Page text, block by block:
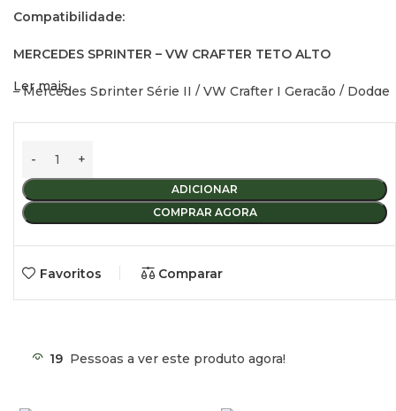
Compatibilidade:
MERCEDES SPRINTER – VW CRAFTER TETO ALTO
– Mercedes Sprinter Série II / VW Crafter I Geração / Dodge
Sprinter ≥2016
– H2 – L1/L2/L3/L4 – Sem barras de tejadilho
Conteúdo:
– 1 estribo de 12 cm.
– 1 estribo de 60 cm.
Ler mais
ADICIONAR
COMPRAR AGORA
Favoritos Comparar
19 Pessoas a ver este produto agora!